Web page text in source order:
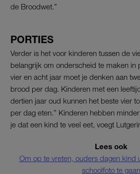
de Broodwet.”
PORTIES
Verder is het voor kinderen tussen de
belangrijk om onderscheid te maken in
vier en acht jaar moet je denken aan
brood per dag. Kinderen met een
dertien jaar oud kunnen het beste vier
per dag eten.” Kinderen hebben
je dat een kind te veel eet, voegt
Lees ook
Om op te vreten, ouders dagen kind
schoolfoto te gaan